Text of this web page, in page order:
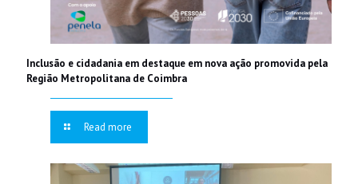
Inclusão e cidadania em destaque em nova ação promovida pela
Região Metropolitana de Coimbra
Read more